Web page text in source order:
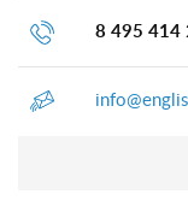
8 495 414